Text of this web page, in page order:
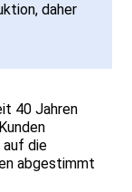
daher
40 Jahren
auf die
abgestimmt